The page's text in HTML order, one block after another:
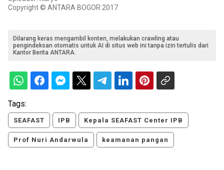
Copyright © ANTARA BOGOR 2017
Dilarang keras mengambil konten, melakukan crawling atau
pengindeksan otomatis untuk AI di situs web ini tanpa izin tertulis dari
Kantor Berita ANTARA.
Tags:
SEAFAST IPB Kepala SEAFAST Center IPB
Prof Nuri Andarwula keamanan pangan